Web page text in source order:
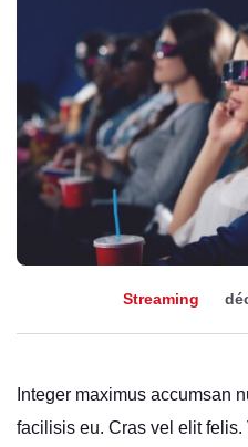
Streaming
Integer maximus accumsan
facilisis eu. Cras vel elit